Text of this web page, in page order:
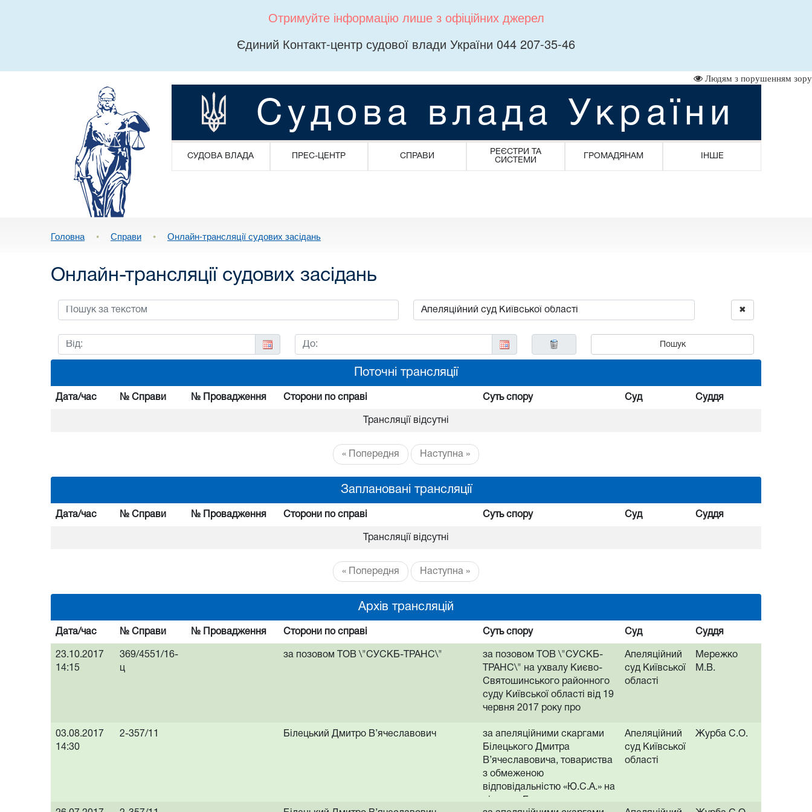
Отримуйте інформацію лише з офіційних джерел
Єдиний Контакт-центр судової влади України 044 207-35-46
Людям з порушенням зору
Судова влада України
СУДОВА ВЛАДА ПРЕС-ЦЕНТР СПРАВИ
РЕЄСТРИ ТА
СИСТЕМИ
ГРОМАДЯНАМ ІНШЕ
Головна • Справи • Онлайн-трансляції судових засідань
Онлайн-трансляції судових засідань
✖
Пошук
Поточні трансляції
Дата/час № Справи № Провадження Сторони по справі Суть спору Суд Суддя
Трансляції відсутні
« Попередня Наступна »
Заплановані трансляції
Дата/час № Справи № Провадження Сторони по справі Суть спору Суд Суддя
Трансляції відсутні
« Попередня Наступна »
Архів трансляцій
Дата/час № Справи № Провадження Сторони по справі Суть спору Суд Суддя
23.10.2017
14:15
369/4551/16-
ц
за позовом ТОВ \"СУСКБ-ТРАНС\"
за позовом ТОВ \"СУСКБ-
ТРАНС\" на ухвалу Києво-
Святошинського районного
суду Київської області від 19
червня 2017 року про
справі за позовом
Столярчука Павла
Дмитровича до ТОВ
\"СУСКБ-ТРАНС\", треті
особи: Іосіфов Віктор
Апеляційний
суд Київської
області
Мережко
М.В.
03.08.2017
14:30
2-357/11 Білецький Дмитро В’ячеславович
за апеляційними скаргами
Білецького Дмитра
В’ячеславовича, товариства
з обмеженою
відповідальністю «Ю.С.А.» на
Апеляційний
суд Київської
області
Журба С.О.